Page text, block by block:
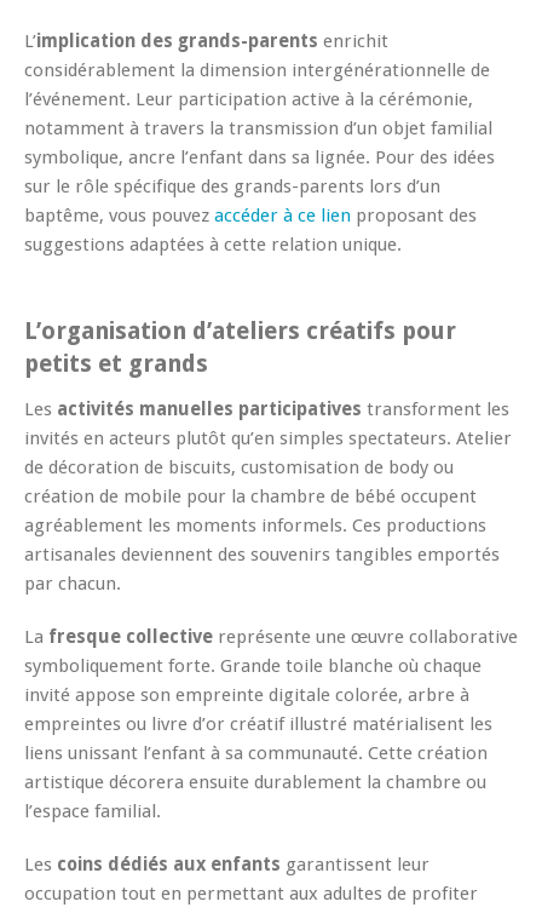
L’implication des grands-parents enrichit
considérablement la dimension intergénérationnelle de
l’événement. Leur participation active à la cérémonie,
notamment à travers la transmission d’un objet familial
symbolique, ancre l’enfant dans sa lignée. Pour des idées
sur le rôle spécifique des grands-parents lors d’un
baptême, vous pouvez accéder à ce lien proposant des
suggestions adaptées à cette relation unique.
L’organisation d’ateliers créatifs pour
petits et grands
Les activités manuelles participatives transforment les
invités en acteurs plutôt qu’en simples spectateurs. Atelier
de décoration de biscuits, customisation de body ou
création de mobile pour la chambre de bébé occupent
agréablement les moments informels. Ces productions
artisanales deviennent des souvenirs tangibles emportés
par chacun.
La fresque collective représente une œuvre collaborative
symboliquement forte. Grande toile blanche où chaque
invité appose son empreinte digitale colorée, arbre à
empreintes ou livre d’or créatif illustré matérialisent les
liens unissant l’enfant à sa communauté. Cette création
artistique décorera ensuite durablement la chambre ou
l’espace familial.
Les coins dédiés aux enfants garantissent leur
occupation tout en permettant aux adultes de profiter